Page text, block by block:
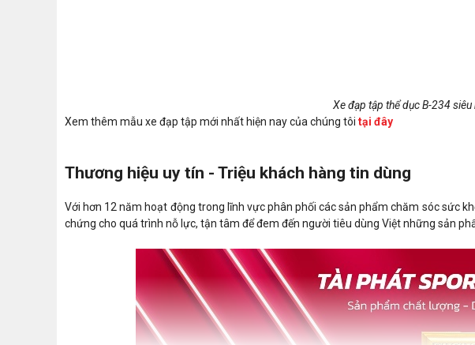
Xe đạp tập thể dục B-234
Xem thêm mẫu xe đạp tập mới nhất hiện nay của chúng tôi tại đây
Thương hiệu uy tín - Triệu khách hàng tin dùng
Với hơn 12 năm hoạt động trong lĩnh vực phân phối các sản phẩm chăm sóc sức
chứng cho quá trình nỗ lực, tận tâm để đem đến người tiêu dùng Việt những sản